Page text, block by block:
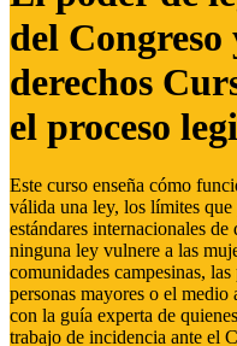
del
derechos
el proceso
Este curso enseña cómo
válida una ley, los límites
estándares internacionales
ninguna ley vulnere a las
comunidades campesinas,
personas mayores o el medio
con la guía experta de
trabajo de incidencia ante el